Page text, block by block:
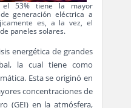
53% tiene la mayor
generación eléctrica a
es, a la vez, el
paneles solares.
energética de grandes
la cual tiene como
Esta se originó en
concentraciones de
(GEI) en la atmósfera,